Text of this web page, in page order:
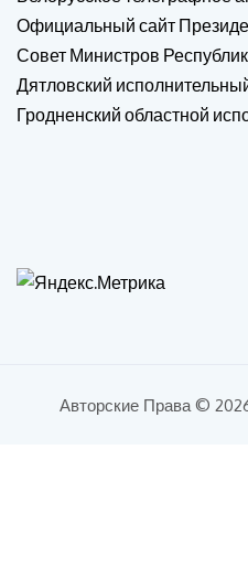
Официальный сайт
Совет Министров
Дятловский
Гродненский областной
Авторские Права ©